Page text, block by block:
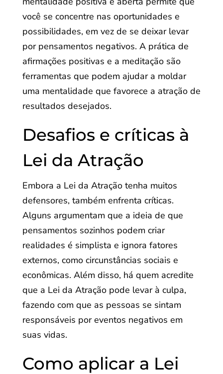
você se concentre nas oportunidades e
possibilidades, em vez de se deixar levar
por pensamentos negativos. A prática de
afirmações positivas e a meditação são
ferramentas que podem ajudar a moldar
uma mentalidade que favorece a atração de
resultados desejados.
Desafios e críticas à
Lei da Atração
Embora a Lei da Atração tenha muitos
defensores, também enfrenta críticas.
Alguns argumentam que a ideia de que
pensamentos sozinhos podem criar
realidades é simplista e ignora fatores
externos, como circunstâncias sociais e
econômicas. Além disso, há quem acredite
que a Lei da Atração pode levar à culpa,
fazendo com que as pessoas se sintam
responsáveis por eventos negativos em
suas vidas.
Como aplicar a Lei